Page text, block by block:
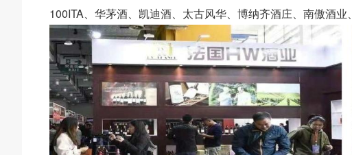
100ITA、华茅酒、凯迪酒、太古风华、博纳齐酒庄、南傲酒业